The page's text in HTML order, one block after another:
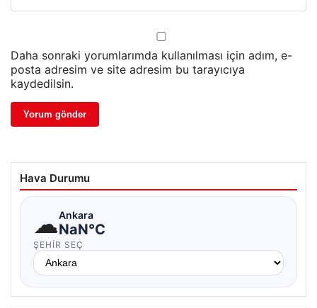
Daha sonraki yorumlarımda kullanılması için adım, e-
posta adresim ve site adresim bu tarayıcıya
kaydedilsin.
Hava Durumu
☁Ankara
NaN°C
ŞEHIR SEÇ